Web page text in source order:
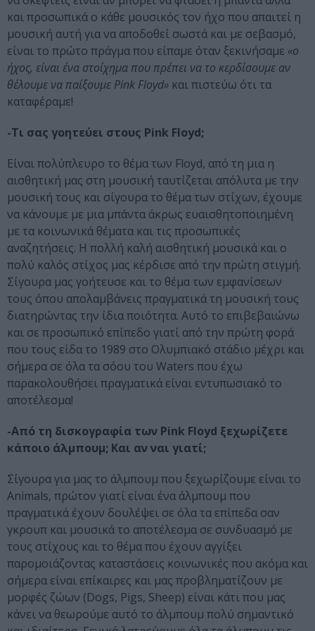
και προσωπικά ο κάθε μουσικός τον ήχο που απαιτεί η
μουσική αυτή για να αποδοθεί σωστά και με σεβασμό,
είναι το πρώτο πράγμα που είπαμε όταν ξεκινήσαμε «ο
ήχος, είναι ένα στοίχημα που πρέπει να το κερδίσουμε αν
θέλουμε να παίξουμε Pink Floyd» και πιστεύω ότι τα
καταφέραμε!
-Τι σας γοητεύει στους Pink Floyd;
Είναι πολύπλευρο το θέμα των Floyd, από τη μια η
αισθητική μας στη μουσική ταυτίζεται απόλυτα με την
μουσική τους και σίγουρα το θέμα των στίχων, έχουμε
να κάνουμε με μια μπάντα άκρως ευαισθητοποιημένη
με τα κοινωνικά θέματα και τις προσωπικές
αναζητήσεις. Η πολλή καλή αισθητική μουσικά και ο
πολύ καλός στίχος μας κέρδισε από την πρώτη στιγμή.
Σίγουρα μας γοήτευσε και το θέμα των εμφανίσεων
τους όπου απολαμβάνεις πραγματικά τη μουσική τους
διατηρώντας την ίδια ποιότητα. Αυτό το επιβεβαιώνω
και σε προσωπικό επίπεδο γιατί από την πρώτη φορά
που τους είδα το 1989 στο Ολυμπιακό στάδιο μέχρι και
σήμερα σε όλα τα σόου του Waters που έχω
παρακολουθήσει πραγματικά είναι εντυπωσιακό το
αποτέλεσμα!
-Από τη δισκογραφία των Pink Floyd ξεχωρίζετε
κάποιο άλμπουμ; Και αν ναι γιατί;
Σίγουρα για μας το άλμπουμ που ξεχωρίζουμε είναι το
Animals, πρώτον γιατί είναι ένα άλμπουμ που
πραγματικά έχουν δουλέψει σε όλα τα επίπεδα σαν
γκρουπ και μουσικά το αποτέλεσμα σε συνδυασμό με
τους στίχους και το θέμα που έχουν αγγίξει
παρομοιάζοντας καταστάσεις κοινωνικές που ακόμα και
σήμερα είναι επίκαιρες και μας προβληματίζουν με
μορφές ζώων (Dogs, Pigs, Sheep) είναι κάτι που μας
κάνει να θεωρούμε αυτό το άλμπουμ πολύ σημαντικό